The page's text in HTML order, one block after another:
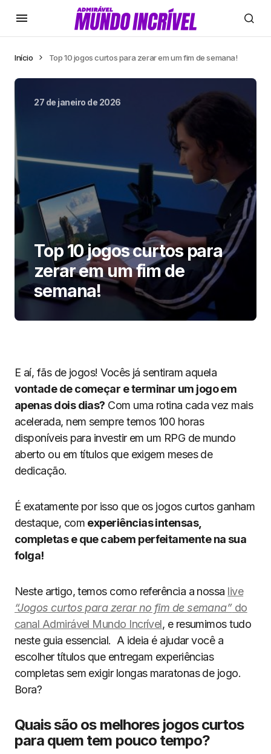
Início Top 10 jogos curtos para zerar em um fim de semana!
27 de janeiro de 2026
Top 10 jogos curtos para
zerar em um fim de
semana!
E aí, fãs de jogos! Vocês já sentiram aquela
vontade de começar e terminar um jogo em
apenas dois dias? Com uma rotina cada vez mais
acelerada, nem sempre temos 100 horas
disponíveis para investir em um RPG de mundo
aberto ou em títulos que exigem meses de
dedicação.
É exatamente por isso que os jogos curtos ganham
destaque, com experiências intensas,
completas e que cabem perfeitamente na sua
folga!
Neste artigo, temos como referência a nossa live
“Jogos curtos para zerar no fim de semana”do
canal Admirável Mundo Incrível, e resumimos tudo
neste guia essencial. A ideia é ajudar você a
escolher títulos que entregam experiências
completas sem exigir longas maratonas de jogo.
Bora?
Quais são os melhores jogos curtos
para quem tem pouco tempo?